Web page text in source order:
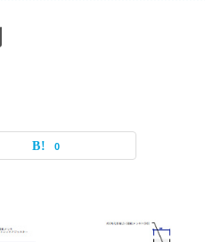
0